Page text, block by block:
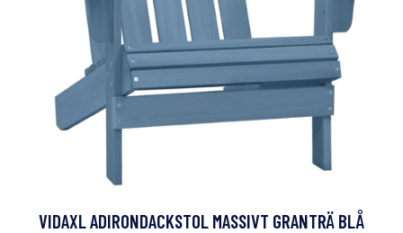
VIDAXL ADIRONDACKSTOL MASSIVT GRANTRÄ BLÅ